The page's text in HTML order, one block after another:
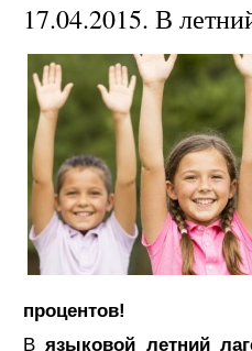
17.04.2015. В
процентов!
Вязыковой летний